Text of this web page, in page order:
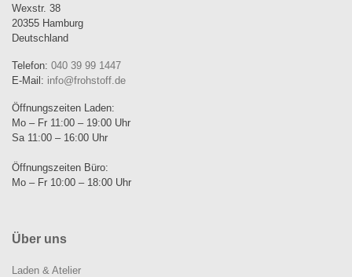
Wexstr. 38
20355 Hamburg
Deutschland
Telefon: 040 39 99 1447
E-Mail: info@frohstoff.de
Öffnungszeiten Laden:
Mo – Fr 11:00 – 19:00 Uhr
Sa 11:00 – 16:00 Uhr
Öffnungszeiten Büro:
Mo – Fr 10:00 – 18:00 Uhr
Über uns
Laden & Atelier